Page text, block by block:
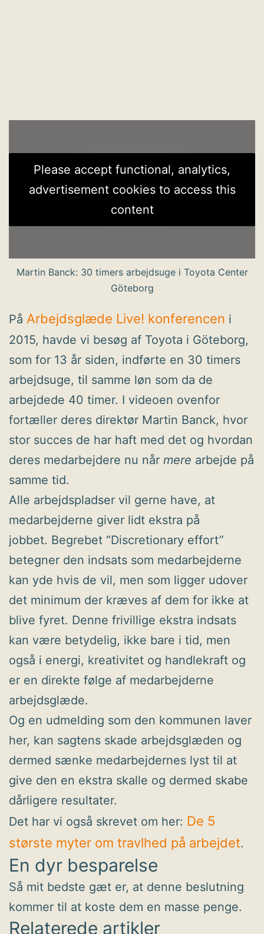
Please accept functional, analytics,
advertisement cookies to access this
content
Martin Banck: 30 timers arbejdsuge i Toyota Center
Göteborg
På Arbejdsglæde Live! konferencen i
2015, havde vi besøg af Toyota i Göteborg,
som for 13 år siden, indførte en 30 timers
arbejdsuge, til samme løn som da de
arbejdede 40 timer. I videoen ovenfor
fortæller deres direktør Martin Banck, hvor
stor succes de har haft med det og hvordan
deres medarbejdere nu når mere arbejde på
samme tid.
Alle arbejdspladser vil gerne have, at
medarbejderne giver lidt ekstra på
jobbet. Begrebet “Discretionary effort”
betegner den indsats som medarbejderne
kan yde hvis de vil, men som ligger udover
det minimum der kræves af dem for ikke at
blive fyret. Denne frivillige ekstra indsats
kan være betydelig, ikke bare i tid, men
også i energi, kreativitet og handlekraft og
er en direkte følge af medarbejderne
arbejdsglæde.
Og en udmelding som den kommunen laver
her, kan sagtens skade arbejdsglæden og
dermed sænke medarbejdernes lyst til at
give den en ekstra skalle og dermed skabe
dårligere resultater.
Det har vi også skrevet om her: De 5
største myter om travlhed på arbejdet.
En dyr besparelse
Så mit bedste gæt er, at denne beslutning
kommer til at koste dem en masse penge.
Relaterede artikler